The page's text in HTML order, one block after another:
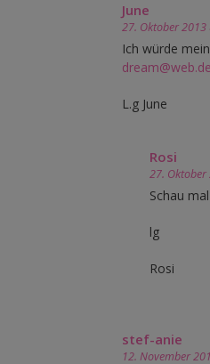
June
27. Oktober
Ich würde
dream@web.de
L.g June
Rosi
27.
Schau
lg
Rosi
stef-anie
12. November